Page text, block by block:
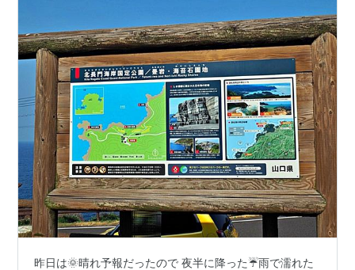
昨日は🌞晴れ予報だったので 夜半に降った☔雨で濡れた